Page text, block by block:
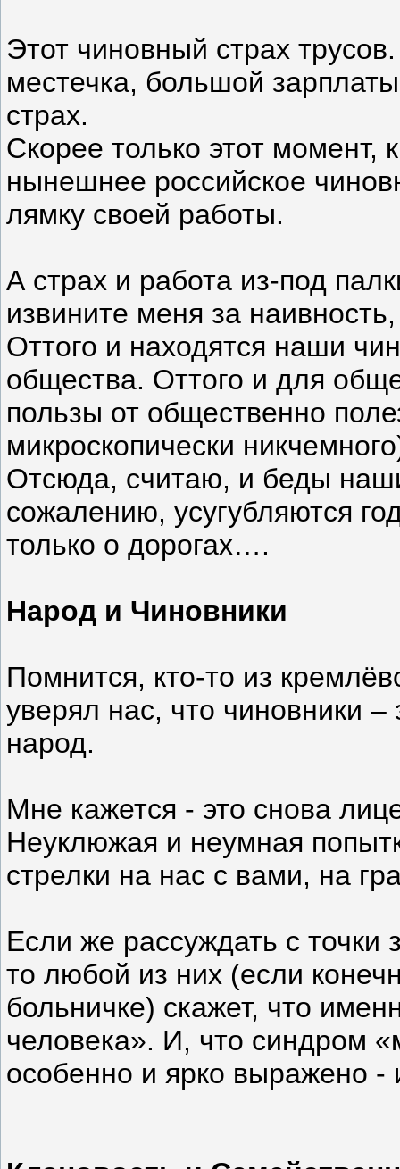
Этот чиновный страх
местечка, большой
страх.
Скорее только этот момент,
нынешнее российское
лямку своей работы.
А страх и работа из-под
извините меня за
Оттого и находятся наши
общества. Оттого и для
пользы от общественно
микроскопически
Отсюда, считаю, и беды
сожалению, усугубляются
только о дорогах….
Народ и Чиновники
Помнится, кто-то из
уверял нас, что чиновники
народ.
Мне кажется - это снова
Неуклюжая и неумная
стрелки на нас с вами, на
Если же рассуждать с точки
то любой из них (если
больничке) скажет, что
человека». И, что синдром
особенно и ярко выражено